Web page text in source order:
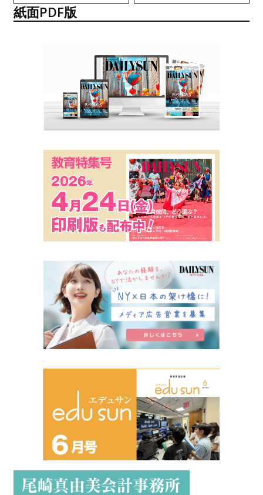
紙面PDF版